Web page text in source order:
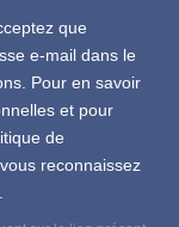
que
e-mail dans le
Pour en savoir
et pour
de
reconnaissez